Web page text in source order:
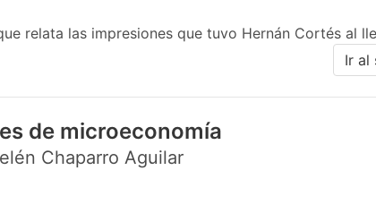
relata las impresiones que tuvo Hernán Cortés al
Ir al
de microeconomía
Chaparro Aguilar